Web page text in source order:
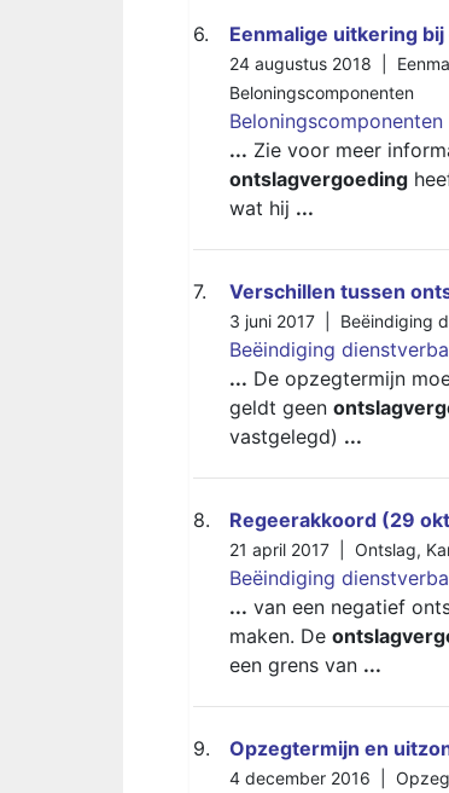
6. Eenmalige uitkering
24 augustus 2018 |
Beloningscomponenten
... Zie voor meer
ontslagvergoeding
wat hij ...
7. Verschillen tussen
3 juni 2017 | Beëindiging
Beëindiging
... De opzegtermijn
geldt geen
vastgelegd) ...
8. Regeerakkoord (29
21 april 2017 | Ontslag,
Beëindiging
... van een negatief
maken. De
een grens van ...
9. Opzegtermijn en
4 december 2016 |